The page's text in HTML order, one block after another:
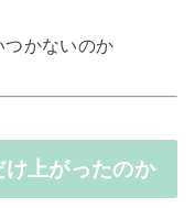
つかないのか
上がったのか